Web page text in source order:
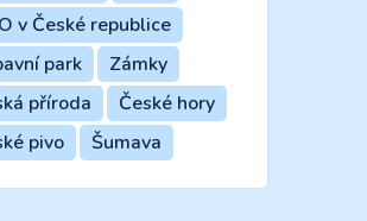
v České republice
park
Zámky
příroda
České hory
pivo
Šumava